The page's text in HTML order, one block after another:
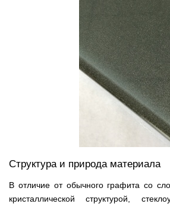
Структура и природа материала
В отличие от обычного графита со
кристаллической структурой,